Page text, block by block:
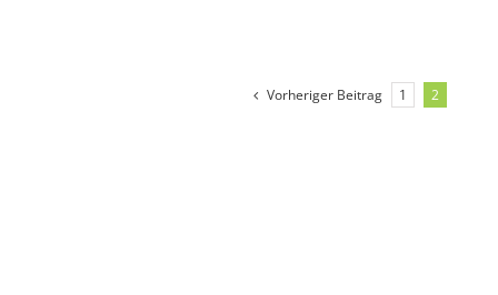
Vorheriger Beitrag 1 2